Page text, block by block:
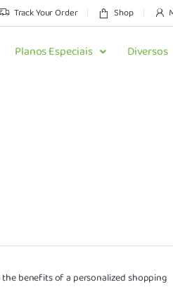
Track Your Order Shop
Planos Especiais Diversos
benefits of a personalized shopping